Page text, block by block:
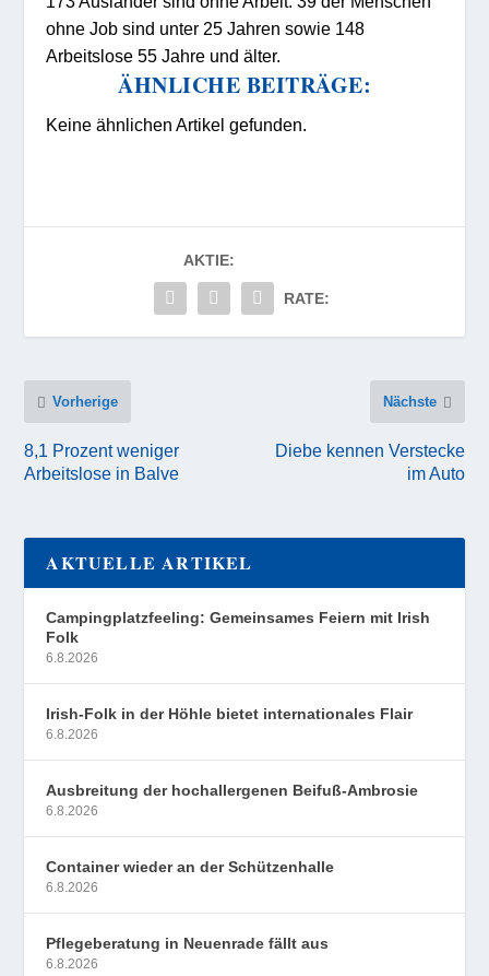
ohne Job sind unter 25 Jahren sowie 148
Arbeitslose 55 Jahre und älter.
ÄHNLICHE BEITRÄGE:
Keine ähnlichen Artikel gefunden.
AKTIE:
RATE:
Vorherige
8,1 Prozent weniger
Arbeitslose in Balve
Nächste
Diebe kennen Verstecke
im Auto
AKTUELLE ARTIKEL
Campingplatzfeeling: Gemeinsames Feiern mit Irish
Folk
6.8.2026
Irish-Folk in der Höhle bietet internationales Flair
6.8.2026
Ausbreitung der hochallergenen Beifuß-Ambrosie
6.8.2026
Container wieder an der Schützenhalle
6.8.2026
Pflegeberatung in Neuenrade fällt aus
6.8.2026